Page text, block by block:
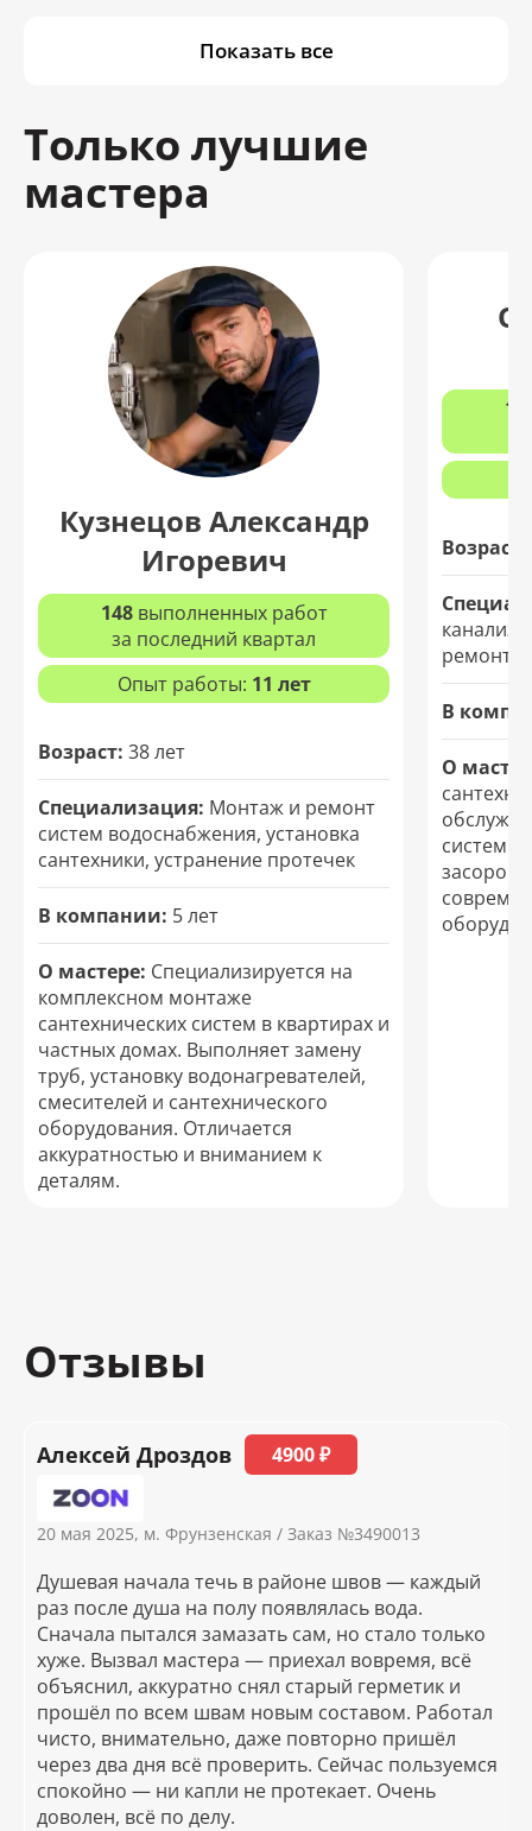
Показать все
Только лучшие
мастера
Кузнецов Александр
Игоревич
148выполненных работ
за последний квартал
Опыт работы: 11 лет
Возраст: 38 лет
Специализация: Монтаж и ремонт
систем водоснабжения, установка
сантехники, устранение протечек
В компании: 5 лет
О мастере: Специализируется на
комплексном монтаже
сантехнических систем в квартирах и
частных домах. Выполняет замену
труб, установку водонагревателей,
смесителей и сантехнического
оборудования. Отличается
аккуратностью и вниманием к
деталям.
Возраст:
ремонт
В
О
систем.
засоров
Отзывы
Алексей Дроздов 4900 ₽
20 мая 2025, м. Фрунзенская / Заказ №3490013
Душевая начала течь в районе швов — каждый
раз после душа на полу появлялась вода.
Сначала пытался замазать сам, но стало только
хуже. Вызвал мастера — приехал вовремя, всё
объяснил, аккуратно снял старый герметик и
прошёл по всем швам новым составом. Работал
чисто, внимательно, даже повторно пришёл
через два дня всё проверить. Сейчас пользуемся
спокойно — ни капли не протекает. Очень
доволен, всё по делу.